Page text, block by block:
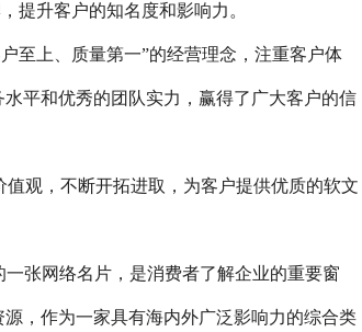
提升客户的知名度和影响力。
至上、质量第一”的经营理念，注重客户体
平和优秀的团队实力，赢得了广大客户的信
观，不断开拓进取，为客户提供优质的软文
张网络名片，是消费者了解企业的重要窗
，作为一家具有海内外广泛影响力的综合类